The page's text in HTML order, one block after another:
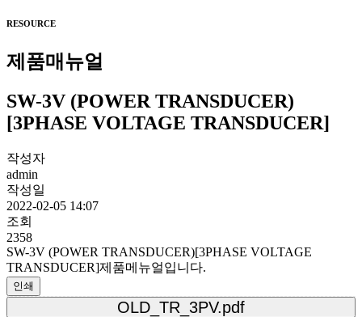
RESOURCE
제품매뉴얼
SW-3V (POWER TRANSDUCER)
[3PHASE VOLTAGE TRANSDUCER]
작성자
admin
작성일
2022-02-05 14:07
조회
2358
SW-3V (POWER TRANSDUCER)[3PHASE VOLTAGE
TRANSDUCER]제품메뉴얼입니다.
인쇄
OLD_TR_3PV.pdf